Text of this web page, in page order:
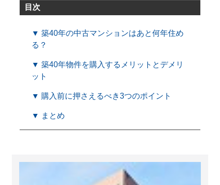
目次
▼ 築40年の中古マンションはあと何年住め
る？
▼ 築40年物件を購入するメリットとデメリ
ット
▼ 購入前に押さえるべき3つのポイント
▼ まとめ